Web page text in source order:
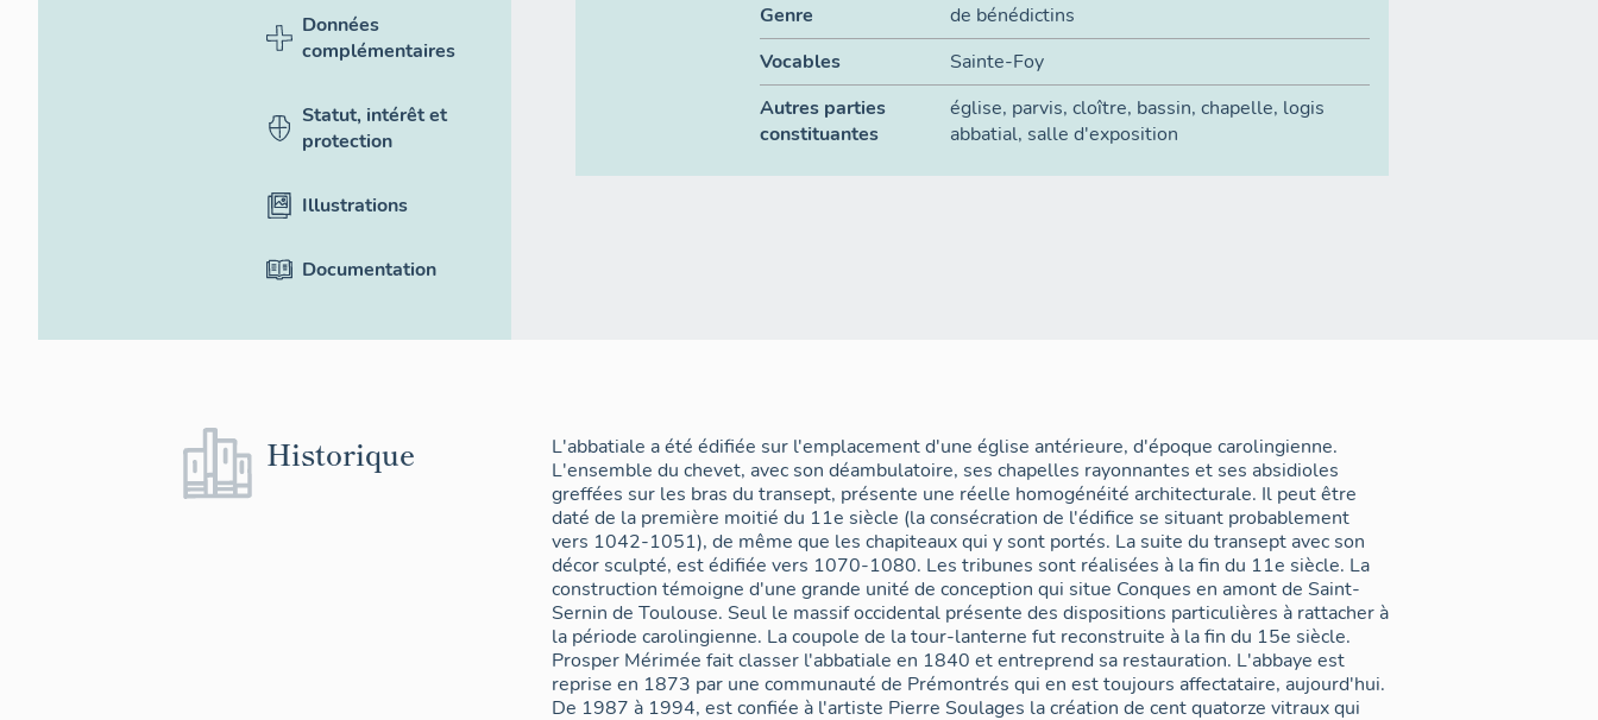
Données
complémentaires
Statut, intérêt et
protection
Illustrations
Documentation
Genre
de bénédictins
Vocables
Sainte-Foy
Autres parties
constituantes
église, parvis, cloître, bassin, chapelle, logis
abbatial, salle d'exposition
Historique
L'abbatiale a été édifiée sur l'emplacement d'une église antérieure, d'époque carolingienne.
L'ensemble du chevet, avec son déambulatoire, ses chapelles rayonnantes et ses absidioles
greffées sur les bras du transept, présente une réelle homogénéité architecturale. Il peut être
daté de la première moitié du 11e siècle (la consécration de l'édifice se situant probablement
vers 1042-1051), de même que les chapiteaux qui y sont portés. La suite du transept avec son
décor sculpté, est édifiée vers 1070-1080. Les tribunes sont réalisées à la fin du 11e siècle. La
construction témoigne d'une grande unité de conception qui situe Conques en amont de Saint-
Sernin de Toulouse. Seul le massif occidental présente des dispositions particulières à rattacher à
la période carolingienne. La coupole de la tour-lanterne fut reconstruite à la fin du 15e siècle.
Prosper Mérimée fait classer l'abbatiale en 1840 et entreprend sa restauration. L'abbaye est
reprise en 1873 par une communauté de Prémontrés qui en est toujours affectataire, aujourd'hui.
De 1987 à 1994, est confiée à l'artiste Pierre Soulages la création de cent quatorze vitraux qui